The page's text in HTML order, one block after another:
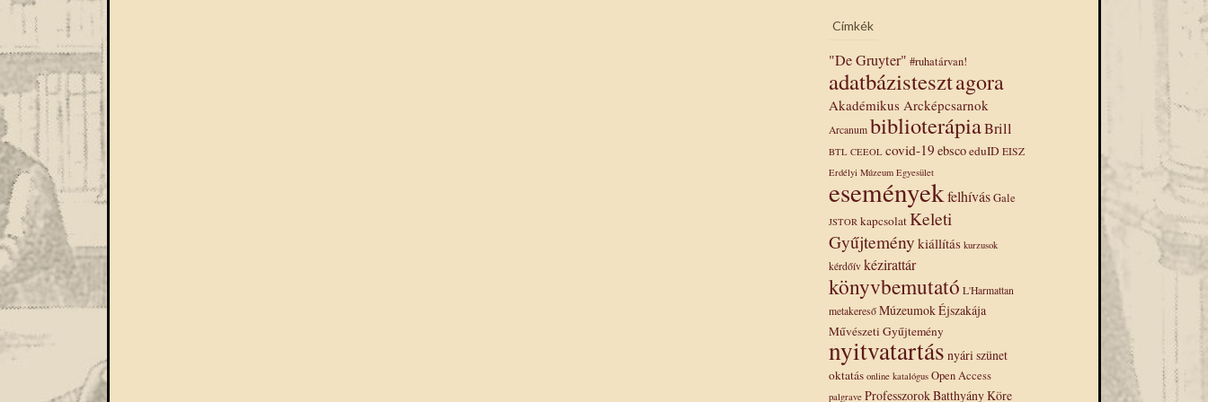
Címkék
"De Gruyter" #ruhatárvan!
adatbázistesztagora
Akadémikus Arcképcsarnok
Arcanum biblioterápiaBrill
BTL CEEOL covid-19 ebscoeduID EISZ
Erdélyi Múzeum Egyesület
eseményekfelhívásGale
JSTOR kapcsolatKeleti
Gyűjtemény kiállítás kurzusok
kérdőív kézirattár
könyvbemutató L'Harmattan
metakereső Múzeumok Éjszakája
Művészeti Gyűjtemény
nyitvatartás nyári szünet
oktatás online katalógus Open Access
palgrave Professzorok Batthyány Köre